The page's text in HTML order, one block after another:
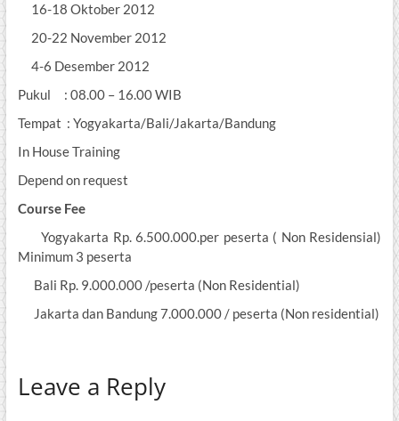
16-18 Oktober 2012
20-22 November 2012
4-6 Desember 2012
Pukul : 08.00 – 16.00 WIB
Tempat : Yogyakarta/Bali/Jakarta/Bandung
In House Training
Depend on request
Course Fee
Yogyakarta Rp. 6.500.000.per peserta ( Non Residensial)
Minimum 3 peserta
Bali Rp. 9.000.000 /peserta (Non Residential)
Jakarta dan Bandung 7.000.000 / peserta (Non residential)
Leave a Reply